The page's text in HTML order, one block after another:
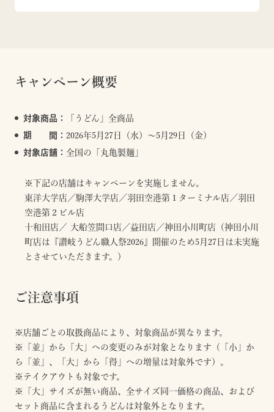
キャンペーン概要
対象商品：
「うどん」全商品
期 間： 2026年5月27日（水）～5月29日（金）
対象店舗： 全国の「丸亀製麺」
※下記の店舗はキャンペーンを実施しません。
東洋大学店／駒澤大学店／羽田空港第１ターミナル店／羽田
空港第２ビル店
十和田店／ 大船笠間口店／益田店／神田小川町店（神田小川
町店は『讃岐うどん職人祭2026』開催のため5月27日は未実施
とさせていただきます。）
ご注意事項
※店舗ごとの取扱商品により、対象商品が異なります。
※「並」から「大」への変更のみが対象となります（「小」か
ら「並」、「大」から「得」への増量は対象外です）。
※テイクアウトも対象です。
※「大」サイズが無い商品、全サイズ同一価格の商品、および
セット商品に含まれるうどんは対象外となります。